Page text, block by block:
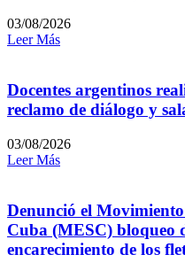
03/08/2026
Leer Más
Docentes argentinos
reclamo de diálogo y
03/08/2026
Leer Más
Denunció el
Cuba (MESC) bloqueo
encarecimiento de los